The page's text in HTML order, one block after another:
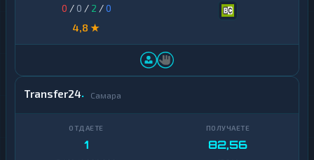
0 / 0 / 2 /0
4,8 ★
Transfer24 Самара
1 82,56